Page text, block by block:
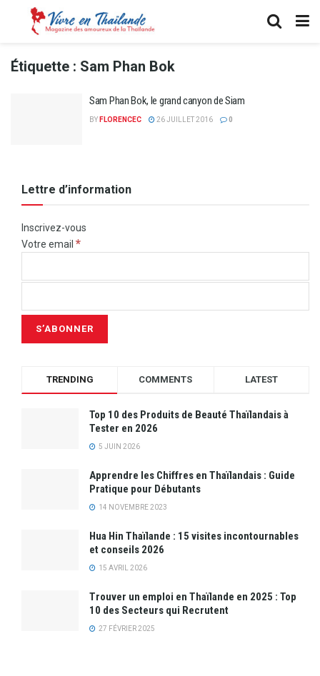
Étiquette : Sam Phan Bok
Sam Phan Bok, le grand canyon de Siam
BY FLORENCEC 26 JUILLET 2016 0
Lettre d’information
Inscrivez-vous
Votre email *
TRENDING COMMENTS LATEST
Top 10 des Produits de Beauté Thaïlandais à
Tester en 2026
5 JUIN 2026
Apprendre les Chiffres en Thaïlandais : Guide
Pratique pour Débutants
14 NOVEMBRE 2023
Hua Hin Thaïlande : 15 visites incontournables
et conseils 2026
15 AVRIL 2026
Trouver un emploi en Thaïlande en 2025 : Top
10 des Secteurs qui Recrutent
27 FÉVRIER 2025